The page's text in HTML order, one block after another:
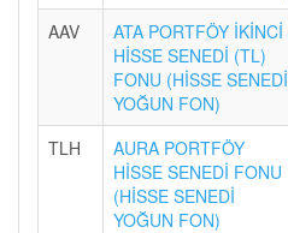
AAV
ATA PORTFÖY İKİNCİ
HİSSE SENEDİ (TL)
FONU (HİSSE SENEDİ
YOĞUN FON)
TLH
AURA PORTFÖY
HİSSE SENEDİ FONU
(HİSSE SENEDİ
YOĞUN FON)